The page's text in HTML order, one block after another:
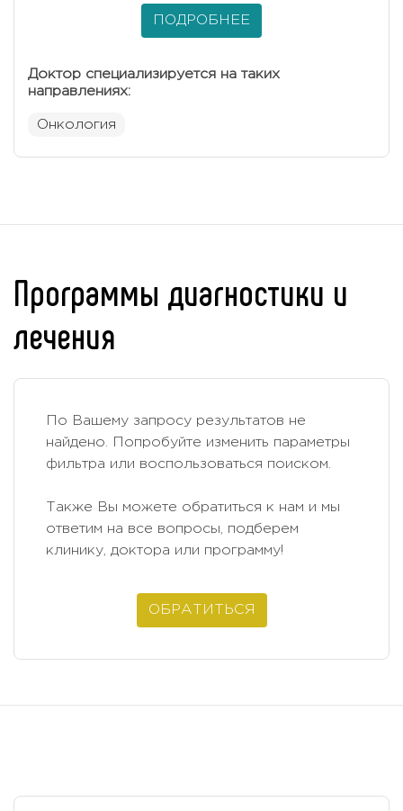
ПОДРОБНЕЕ
Доктор специализируется на таких
направлениях:
Онкология
Программы диагностики и
лечения
По Вашему запросу результатов не
найдено. Попробуйте изменить параметры
фильтра или воспользоваться поиском.
Также Вы можете обратиться к нам и мы
ответим на все вопросы, подберем
клинику, доктора или программу!
ОБРАТИТЬСЯ